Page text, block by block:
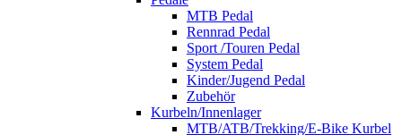
MTB Pedal
Rennrad Pedal
Sport /Touren Pedal
System Pedal
Kinder/Jugend Pedal
Zubehör
Kurbeln/Innenlager
MTB/ATB/Trekking/E-Bike Kurbel